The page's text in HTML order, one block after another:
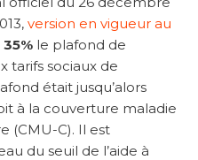
version en vigueur au
le plafond de
tarifs sociaux de
était jusqu’alors
à la couverture maladie
(CMU-C). Il est
du seuil de l’aide à